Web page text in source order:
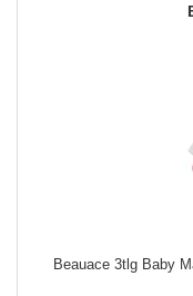
Beauace 3tlg Baby